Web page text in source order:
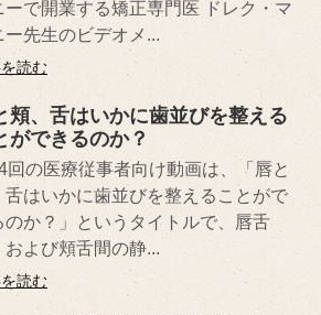
ーで開業する矯正専門医 ドレク・マ
ー先生のビデオメ...
読む
頬、舌はいかに歯並びを整える
ができるのか？
回の医療従事者向け動画は、「唇と
舌はいかに歯並びを整えることがで
のか？」というタイトルで、唇舌
および頬舌間の静...
読む